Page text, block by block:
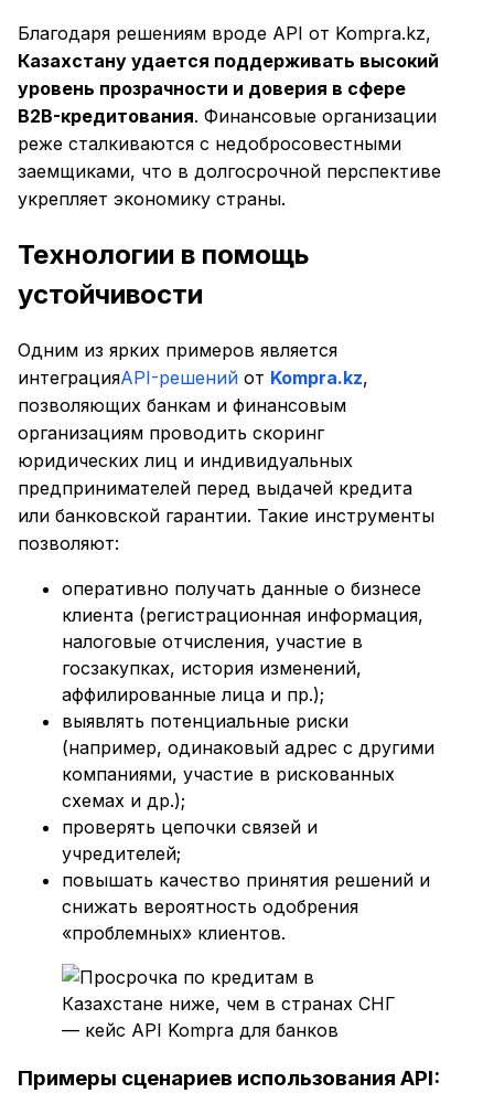
Благодаря решениям вроде API от Kompra.kz,
Казахстану удается поддерживать высокий
уровень прозрачности и доверия в сфере
B2B-кредитования. Финансовые организации
реже сталкиваются с недобросовестными
заемщиками, что в долгосрочной перспективе
укрепляет экономику страны.
Технологии в помощь
устойчивости
Одним из ярких примеров является
интеграцияAPI-решений от Kompra.kz,
позволяющих банкам и финансовым
организациям проводить скоринг
юридических лиц и индивидуальных
предпринимателей перед выдачей кредита
или банковской гарантии. Такие инструменты
позволяют:
оперативно получать данные о бизнесе
клиента (регистрационная информация,
налоговые отчисления, участие в
госзакупках, история изменений,
аффилированные лица и пр.);
выявлять потенциальные риски
(например, одинаковый адрес с другими
компаниями, участие в рискованных
схемах и др.);
проверять цепочки связей и
учредителей;
повышать качество принятия решений и
снижать вероятность одобрения
«проблемных» клиентов.
Примеры сценариев использования API: